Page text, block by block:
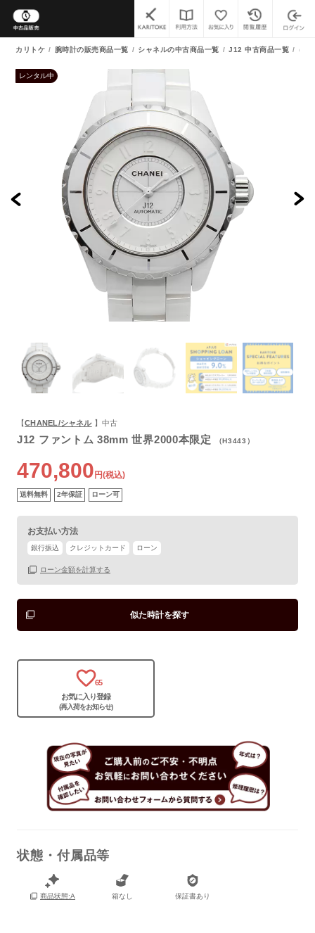
カリトケ 腕時計の販売商品一覧 シャネルの中古商品一覧 J12 中古商品一覧 (中
レンタル中
【CHANEL/シャネル】中古
J12 ファントム 38mm 世界2000本限定 （H3443）
470,800 円(税込)
送料無料 2年保証 ローン可
お支払い方法
銀行振込 クレジットカード ローン
ローン金額を計算する
似た時計を探す
65
お気に入り登録
(再入荷をお知らせ)
状態・付属品等
商品状態:A 箱なし 保証書あり
保証書
箱
よくあるご質問